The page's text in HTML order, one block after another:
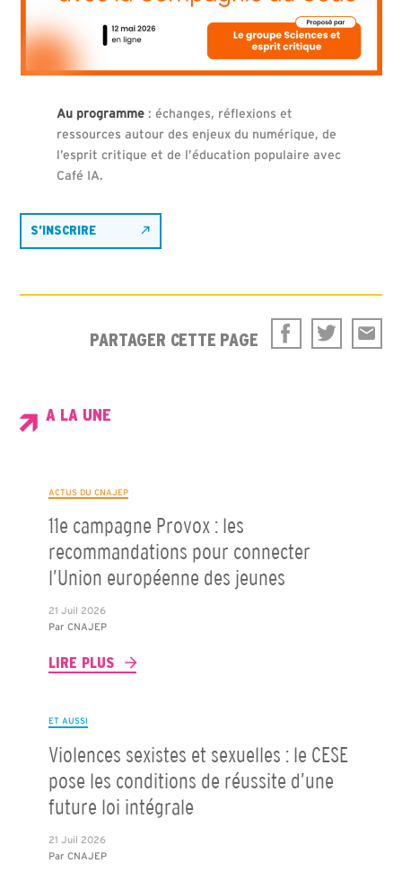
Au programme: échanges, réflexions et
ressources autour des enjeux du numérique, de
l’esprit critique et de l’éducation populaire avec
Café IA.
S’INSCRIRE
PARTAGER CETTE PAGE
A LA UNE
ACTUS DU CNAJEP
11e campagne Provox : les
recommandations pour connecter
l’Union européenne des jeunes
21 Juil 2026
Par CNAJEP
LIRE PLUS
ET AUSSI
Violences sexistes et sexuelles : le CESE
pose les conditions de réussite d’une
future loi intégrale
21 Juil 2026
Par CNAJEP